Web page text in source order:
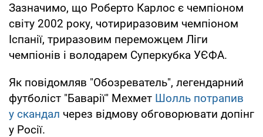
Зазначимо, що Роберто Карлос є чемпіоном
світу 2002 року, чотириразовим чемпіоном
Іспанії, триразовим переможцем Ліги
чемпіонів і володарем Суперкубка УЄФА.
Як повідомляв "Обозреватель", легендарний
футболіст "Баварії" Мехмет Шолль потрапив
у скандал через відмову обговорювати допінг
у Росії.